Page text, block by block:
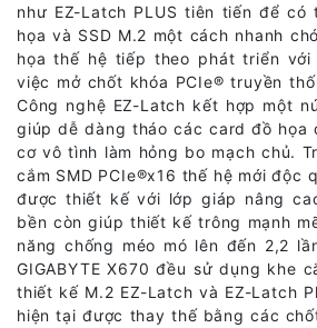
như EZ-Latch PLUS tiên tiến để
họa và SSD M.2 một cách nhanh
họa thế hệ tiếp theo phát triển với
việc mở chốt khóa PCIe® truyền
Công nghệ EZ-Latch kết hợp một
giúp dễ dàng tháo các card đồ họa
cơ vô tình làm hỏng bo mạch chủ.
cắm SMD PCIe®x16 thế hệ mới độc
được thiết kế với lớp giáp nâng
bền còn giúp thiết kế trông mạnh
năng chống méo mó lên đến 2,2
GIGABYTE X670 đều sử dụng khe
thiết kế M.2 EZ-Latch và EZ-Latch
hiện tại được thay thế bằng các